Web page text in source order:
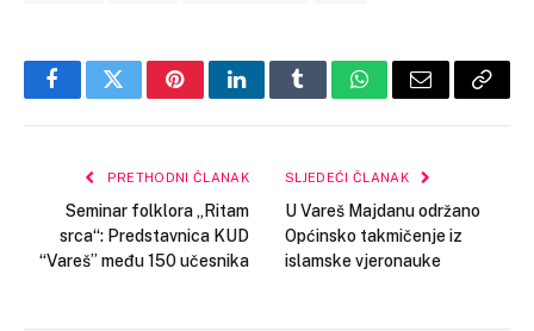
FacebookTwitterPinterestLinkedInTumblrWhatsApp
Email Copy
PRETHODNI ČLANAK
Seminar folklora „Ritam
srca“: Predstavnica KUD
“Vareš” među 150 učesnika
SLJEDEĆI ČLANAK
U Vareš Majdanu održano
Općinsko takmičenje iz
islamske vjeronauke